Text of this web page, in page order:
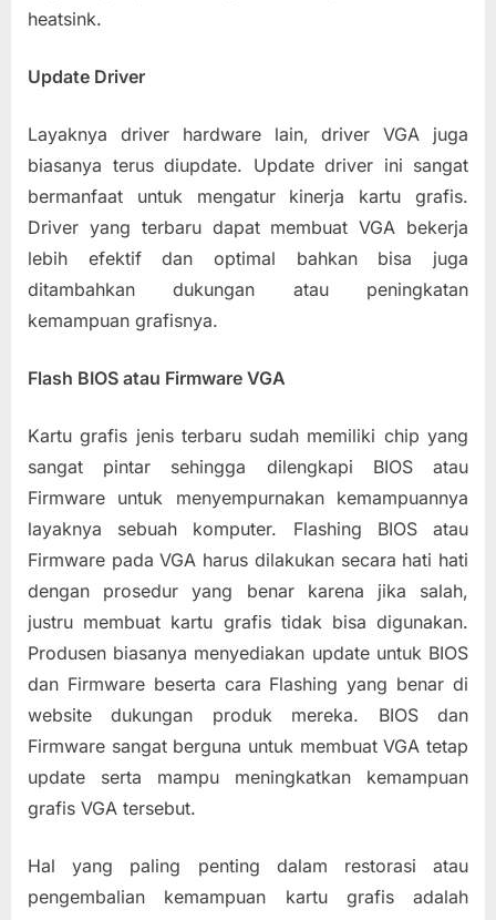
heatsink.
Update Driver
Layaknya driver hardware lain, driver VGA juga
biasanya terus diupdate. Update driver ini sangat
bermanfaat untuk mengatur kinerja kartu grafis.
Driver yang terbaru dapat membuat VGA bekerja
lebih efektif dan optimal bahkan bisa juga
ditambahkan dukungan atau peningkatan
kemampuan grafisnya.
Flash BIOS atau Firmware VGA
Kartu grafis jenis terbaru sudah memiliki chip yang
sangat pintar sehingga dilengkapi BIOS atau
Firmware untuk menyempurnakan kemampuannya
layaknya sebuah komputer. Flashing BIOS atau
Firmware pada VGA harus dilakukan secara hati hati
dengan prosedur yang benar karena jika salah,
justru membuat kartu grafis tidak bisa digunakan.
Produsen biasanya menyediakan update untuk BIOS
dan Firmware beserta cara Flashing yang benar di
website dukungan produk mereka. BIOS dan
Firmware sangat berguna untuk membuat VGA tetap
update serta mampu meningkatkan kemampuan
grafis VGA tersebut.
Hal yang paling penting dalam restorasi atau
pengembalian kemampuan kartu grafis adalah